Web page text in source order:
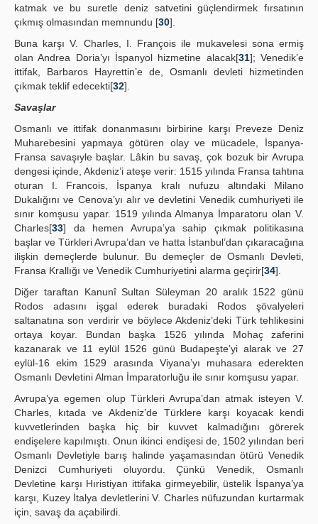
katmak ve bu suretle deniz satvetini güçlendirmek fırsatının
çıkmış olmasından memnundu [30].
Buna karşı V. Charles, I. François ile mukavelesi sona ermiş
olan Andrea Doria’yı İspanyol hizmetine alacak[31]; Venedik’e
ittifak, Barbaros Hayrettin’e de, Osmanlı devleti hizmetinden
çıkmak teklif edecekti[32].
Savaşlar
Osmanlı ve ittifak donanmasını birbirine karşı Preveze Deniz
Muharebesini yapmaya götüren olay ve mücadele, İspanya-
Fransa savaşıyle başlar. Lâkin bu savaş, çok bozuk bir Avrupa
dengesi içinde, Akdeniz’i ateşe verir: 1515 yılında Fransa tahtına
oturan I. Francois, İspanya kralı nufuzu altındaki Milano
Dukalığını ve Cenova’yı alır ve devletini Venedik cumhuriyeti ile
sınır komşusu yapar. 1519 yılında Almanya İmparatoru olan V.
Charles[33] da hemen Avrupa’ya sahip çıkmak politikasına
başlar ve Türkleri Avrupa’dan ve hatta İstanbul’dan çıkaracağına
ilişkin demeçlerde bulunur. Bu demeçler de Osmanlı Devleti,
Fransa Krallığı ve Venedik Cumhuriyetini alarma geçirir[34].
Diğer taraftan Kanunî Sultan Süleyman 20 aralık 1522 günü
Rodos adasını işgal ederek buradaki Rodos şövalyeleri
saltanatına son verdirir ve böylece Akdeniz’deki Türk tehlikesini
ortaya koyar. Bundan başka 1526 yılında Mohaç zaferini
kazanarak ve 11 eylül 1526 günü Budapeşte’yi alarak ve 27
eylül-16 ekim 1529 arasında Viyana’yı muhasara ederekten
Osmanlı Devletini Alman İmparatorluğu ile sınır komşusu yapar.
Avrupa’ya egemen olup Türkleri Avrupa’dan atmak isteyen V.
Charles, kıtada ve Akdeniz’de Türklere karşı koyacak kendi
kuvvetlerinden başka hiç bir kuvvet kalmadığını görerek
endişelere kapılmıştı. Onun ikinci endişesi de, 1502 yılından beri
Osmanlı Devletiyle barış halinde yaşamasından ötürü Venedik
Denizci Cumhuriyeti oluyordu. Çünkü Venedik, Osmanlı
Devletine karşı Hıristiyan ittifaka girmeyebilir, üstelik İspanya’ya
karşı, Kuzey İtalya devletlerini V. Charles nüfuzundan kurtarmak
için, savaş da açabilirdi.